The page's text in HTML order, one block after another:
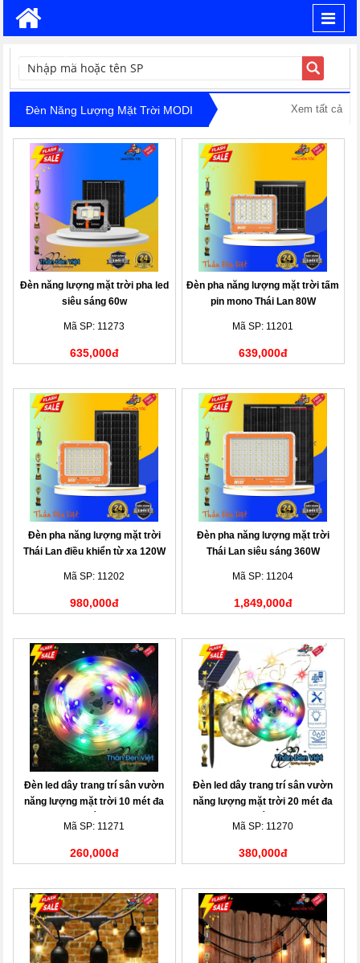
TÌM KIẾM
Đèn Năng Lượng Mặt Trời MODI Xem tất cả
Đèn năng lượng mặt trời pha led
siêu sáng 60w
Mã SP: 11273
635,000đ
Đèn pha năng lượng mặt trời tấm
pin mono Thái Lan 80W
Mã SP: 11201
639,000đ
Đèn pha năng lượng mặt trời
Thái Lan điều khiển từ xa 120W
Mã SP: 11202
980,000đ
Đèn pha năng lượng mặt trời
Thái Lan siêu sáng 360W
Mã SP: 11204
1,849,000đ
Đèn led dây trang trí sân vườn
năng lượng mặt trời 10 mét đa
Mã SP: 11271
260,000đ
Đèn led dây trang trí sân vườn
năng lượng mặt trời 20 mét đa
Mã SP: 11270
380,000đ